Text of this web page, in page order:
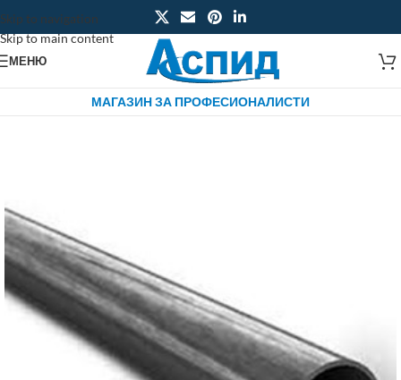
Skip to navigation
Skip to main content
МЕНЮ
МАГАЗИН ЗА ПРОФЕСИОНАЛИСТИ